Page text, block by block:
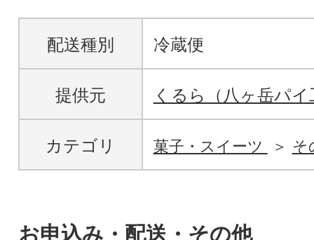
配送種別 冷蔵便
提供元 くるら（八ヶ岳パイ
カテゴリ 菓子・スイーツ そ
お申込み・配送・その他